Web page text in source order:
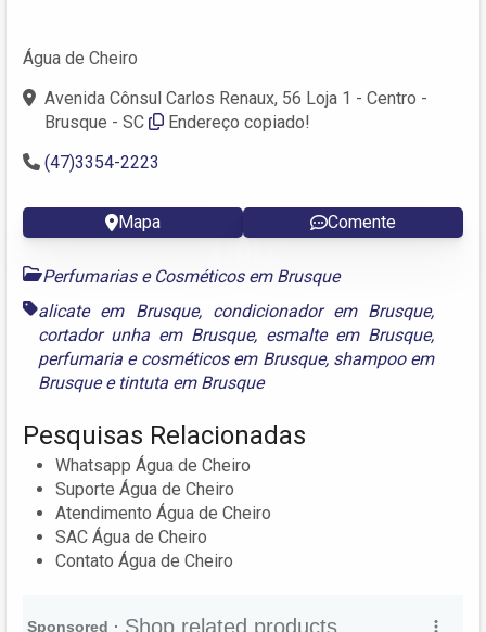
Água de Cheiro
Avenida Cônsul Carlos Renaux, 56 Loja 1 - Centro -
Brusque - SC
Endereço copiado!
(47)3354-2223
Mapa Comente
Perfumarias e Cosméticos em Brusque
alicate em Brusque, condicionador em Brusque,
cortador unha em Brusque, esmalte em Brusque,
perfumaria e cosméticos em Brusque, shampoo em
Brusquee tintuta em Brusque
Pesquisas Relacionadas
Whatsapp Água de Cheiro
Suporte Água de Cheiro
Atendimento Água de Cheiro
SAC Água de Cheiro
Contato Água de Cheiro